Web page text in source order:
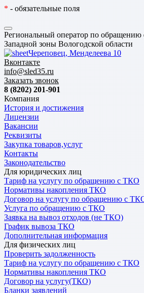
* - обязательные поля
Региональный оператор по
Западной зоны Вологодской области
Череповец, Менделеева 10
Вконтакте
info@sled35.ru
Заказать звонок
8 (8202) 201-901
Компания
История и достижения
Лицензии
Вакансии
Реквизиты
Закупка товаров,услуг
Контакты
Законодательство
Для юридических лиц
Тариф на услугу по обращению с ТКО
Нормативы накопления ТКО
Договор на услугу по обращению с
Услуга по обращению с ТКО
Заявка на вывоз отходов (не ТКО)
График вывоза ТКО
Дополнительная информация
Для физических лиц
Проверить задолженность
Тариф на услугу по обращению с ТКО
Нормативы накопления ТКО
Договор на услугу(ТКО)
Бланки заявлений